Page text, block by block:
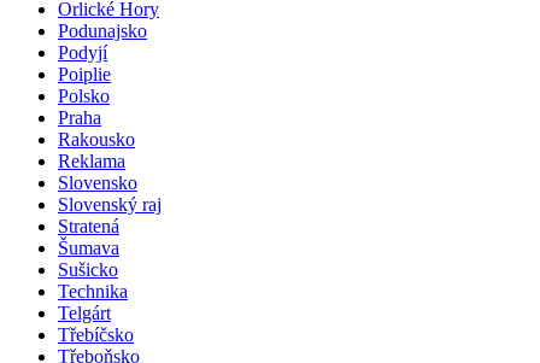
Orlické Hory
Podunajsko
Podyjí
Poiplie
Polsko
Praha
Rakousko
Reklama
Slovensko
Slovenský raj
Stratená
Šumava
Sušicko
Technika
Telgárt
Třebíčsko
Třeboňsko